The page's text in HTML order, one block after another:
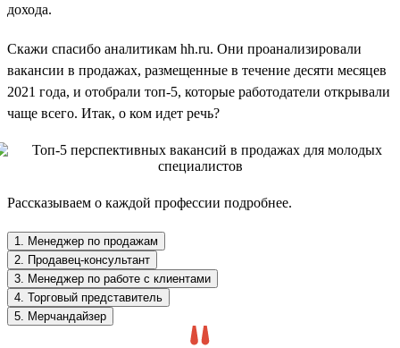
дохода.
Скажи спасибо аналитикам hh.ru. Они проанализировали
вакансии в продажах, размещенные в течение десяти месяцев
2021 года, и отобрали топ-5, которые работодатели открывали
чаще всего. Итак, о ком идет речь?
Рассказываем о каждой профессии подробнее.
1. Менеджер по продажам
2. Продавец-консультант
3. Менеджер по работе с клиентами
4. Торговый представитель
5. Мерчандайзер